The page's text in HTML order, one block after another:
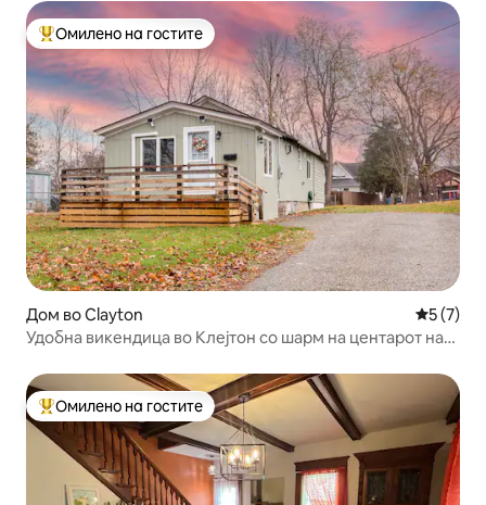
Меѓу најуспешните „Омилени на гостите“
Омилено на гостите
Дом во Clayton
5 (7)
Удобна викендица во Клејтон со шарм на центарот на
Меѓу најуспешните „Омилени на гостите“
Омилено на гостите